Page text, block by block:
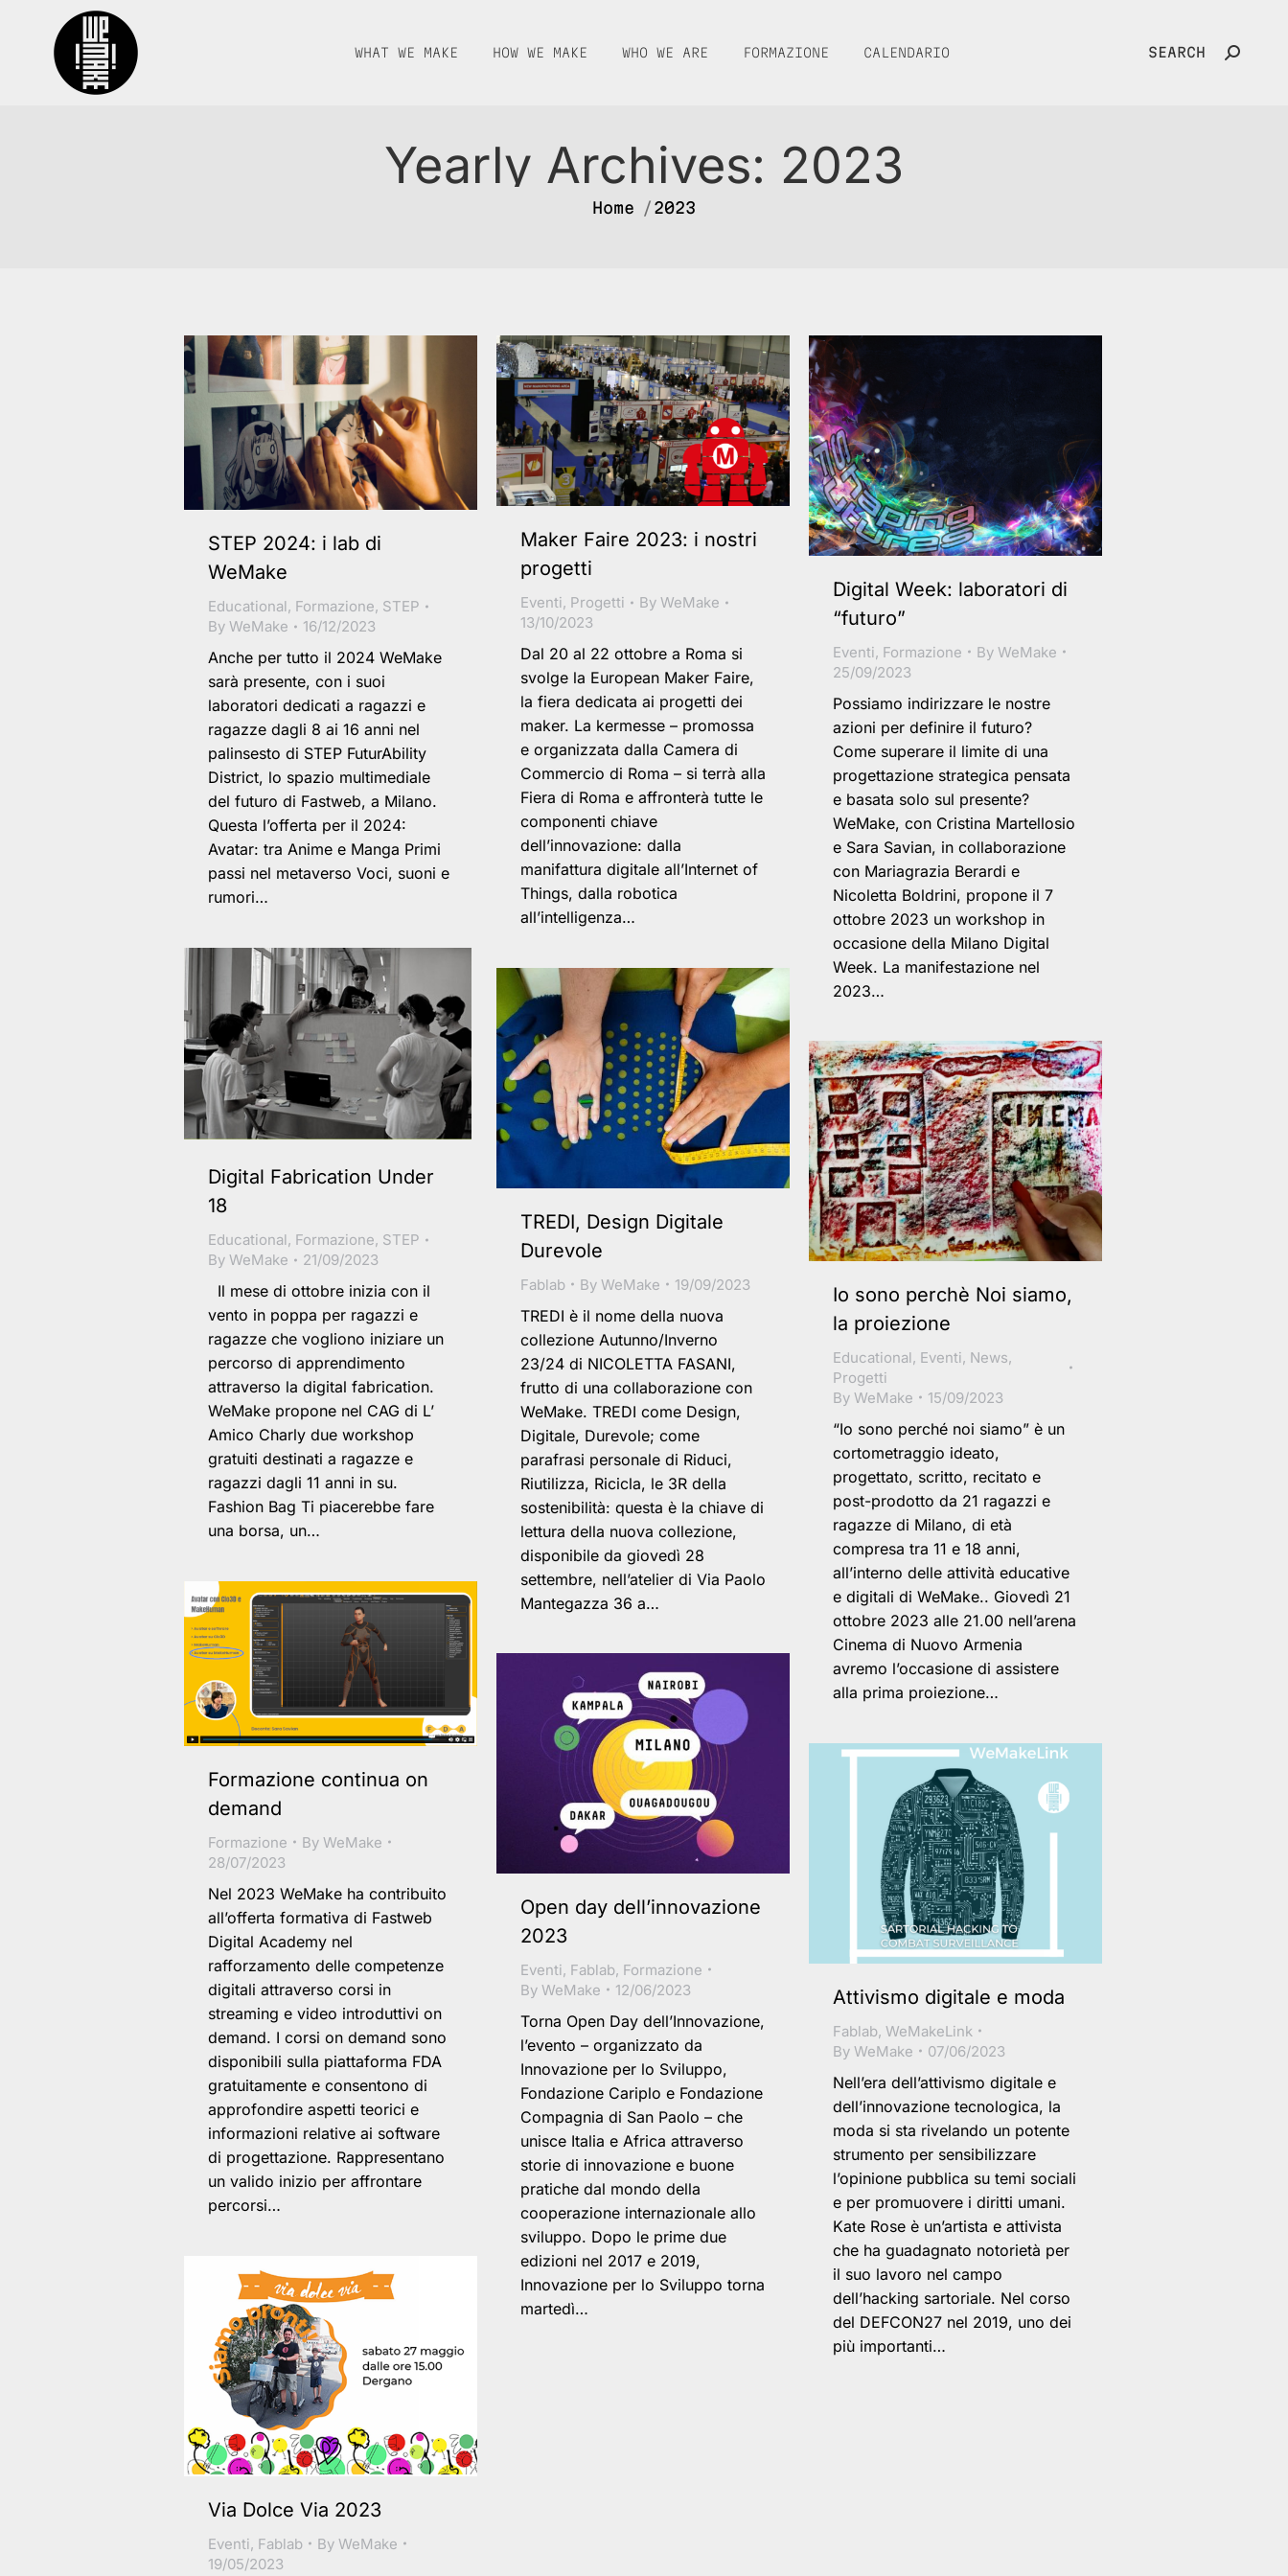
WHAT WE MAKE HOW WE MAKE WHO WE ARE FORMAZIONE CALENDARIO SEARCH Search:
Yearly Archives: 2023
You are here:
Home 2023
STEP 2024: i lab di
WeMake
Educational, Formazione, STEP
By WeMake 16/12/2023
Anche per tutto il 2024 WeMake
sarà presente, con i suoi
laboratori dedicati a ragazzi e
ragazze dagli 8 ai 16 anni nel
palinsesto di STEP FuturAbility
District, lo spazio multimediale
del futuro di Fastweb, a Milano.
Questa l’offerta per il 2024:
Avatar: tra Anime e Manga Primi
passi nel metaverso Voci, suoni e
rumori…
Maker Faire 2023: i nostri
progetti
Eventi, Progetti By WeMake
13/10/2023
Dal 20 al 22 ottobre a Roma si
svolge la European Maker Faire,
la fiera dedicata ai progetti dei
maker. La kermesse – promossa
e organizzata dalla Camera di
Commercio di Roma – si terrà alla
Fiera di Roma e affronterà tutte le
componenti chiave
dell’innovazione: dalla
manifattura digitale all’Internet of
Things, dalla robotica
all’intelligenza…
Digital Week: laboratori di
“futuro”
Eventi, Formazione By WeMake
25/09/2023
Possiamo indirizzare le nostre
azioni per definire il futuro?
Come superare il limite di una
progettazione strategica pensata
e basata solo sul presente?
WeMake, con Cristina Martellosio
e Sara Savian, in collaborazione
con Mariagrazia Berardi e
Nicoletta Boldrini, propone il 7
ottobre 2023 un workshop in
occasione della Milano Digital
Week. La manifestazione nel
2023…
Digital Fabrication Under
18
Educational, Formazione, STEP
By WeMake 21/09/2023
Il mese di ottobre inizia con il
vento in poppa per ragazzi e
ragazze che vogliono iniziare un
percorso di apprendimento
attraverso la digital fabrication.
WeMake propone nel CAG di L’
Amico Charly due workshop
gratuiti destinati a ragazze e
ragazzi dagli 11 anni in su.
Fashion Bag Ti piacerebbe fare
una borsa, un…
TREDI, Design Digitale
Durevole
Fablab By WeMake 19/09/2023
TREDI è il nome della nuova
collezione Autunno/Inverno
23/24 di NICOLETTA FASANI,
frutto di una collaborazione con
WeMake. TREDI come Design,
Digitale, Durevole; come
parafrasi personale di Riduci,
Riutilizza, Ricicla, le 3R della
sostenibilità: questa è la chiave di
lettura della nuova collezione,
disponibile da giovedì 28
settembre, nell’atelier di Via Paolo
Mantegazza 36 a…
Io sono perchè Noi siamo,
la proiezione
Educational, Eventi, News,
Progetti
By WeMake 15/09/2023
“Io sono perché noi siamo” è un
cortometraggio ideato,
progettato, scritto, recitato e
post-prodotto da 21 ragazzi e
ragazze di Milano, di età
compresa tra 11 e 18 anni,
all’interno delle attività educative
e digitali di WeMake.. Giovedì 21
ottobre 2023 alle 21.00 nell’arena
Cinema di Nuovo Armenia
avremo l’occasione di assistere
alla prima proiezione…
Formazione continua on
demand
Formazione By WeMake
28/07/2023
Nel 2023 WeMake ha contribuito
all’offerta formativa di Fastweb
Digital Academy nel
rafforzamento delle competenze
digitali attraverso corsi in
streaming e video introduttivi on
demand. I corsi on demand sono
disponibili sulla piattaforma FDA
gratuitamente e consentono di
approfondire aspetti teorici e
informazioni relative ai software
di progettazione. Rappresentano
un valido inizio per affrontare
percorsi…
Open day dell’innovazione
2023
Eventi, Fablab, Formazione
By WeMake 12/06/2023
Torna Open Day dell’Innovazione,
l’evento – organizzato da
Innovazione per lo Sviluppo,
Fondazione Cariplo e Fondazione
Compagnia di San Paolo – che
unisce Italia e Africa attraverso
storie di innovazione e buone
pratiche dal mondo della
cooperazione internazionale allo
sviluppo. Dopo le prime due
edizioni nel 2017 e 2019,
Innovazione per lo Sviluppo torna
martedì…
Attivismo digitale e moda
Fablab, WeMakeLink
By WeMake 07/06/2023
Nell’era dell’attivismo digitale e
dell’innovazione tecnologica, la
moda si sta rivelando un potente
strumento per sensibilizzare
l’opinione pubblica su temi sociali
e per promuovere i diritti umani.
Kate Rose è un’artista e attivista
che ha guadagnato notorietà per
il suo lavoro nel campo
dell’hacking sartoriale. Nel corso
del DEFCON27 nel 2019, uno dei
più importanti…
Via Dolce Via 2023
Eventi, Fablab By WeMake
19/05/2023